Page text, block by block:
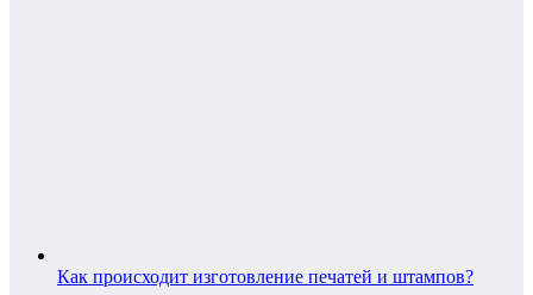
Как происходит изготовление печатей и штампов?